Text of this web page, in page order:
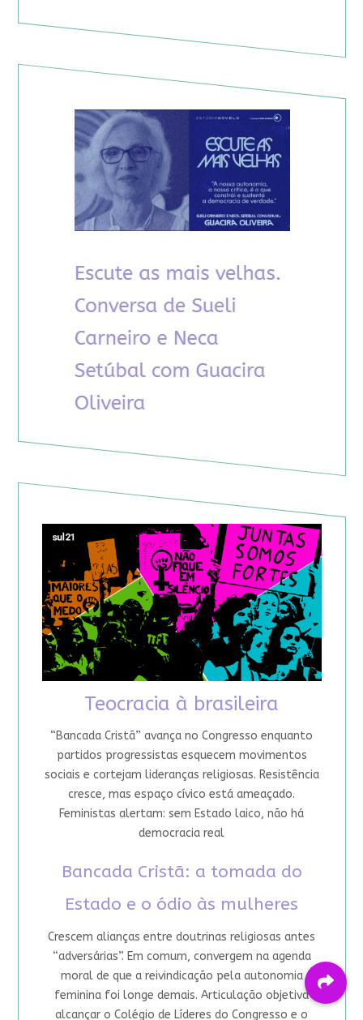
Teocracia à brasileira
“Bancada Cristã” avança no Congresso enquanto
partidos progressistas esquecem movimentos
sociais e cortejam lideranças religiosas. Resistência
cresce, mas espaço cívico está ameaçado.
Feministas alertam: sem Estado laico, não há
democracia real
Bancada Cristã: a tomada do
Estado e o ódio às mulheres
Crescem alianças entre doutrinas religiosas antes
“adversárias”. Em comum, convergem na agenda
moral de que a reivindicação pela autonomia
feminina foi longe demais. Articulação objetiva
alcançar o Colégio de Líderes do Congresso e o